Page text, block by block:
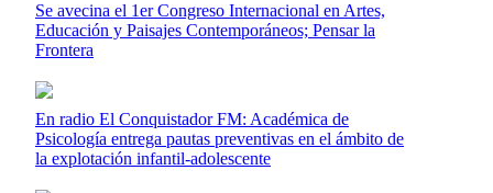
Se avecina el 1er Congreso Internacional en Artes,
Educación y Paisajes Contemporáneos; Pensar la
Frontera
En radio El Conquistador FM: Académica de
Psicología entrega pautas preventivas en el ámbito de
la explotación infantil-adolescente